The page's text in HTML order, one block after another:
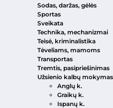
Sodas, daržas, gėlės
Sportas
Sveikata
Technika, mechanizmai
Teisė, kriminalistika
Tėveliams, mamoms
Transportas
Tremtis, pasipriešinimas
Užsienio kalbų mokymas
Anglų k.
Graikų k.
Ispanų k.